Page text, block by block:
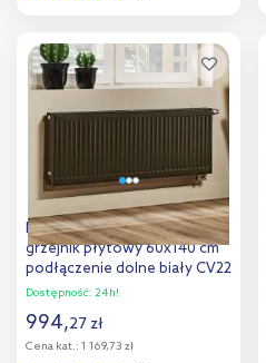
Dodaj do
Purmo Ventil Compact
grzejnik płytowy 60x140 cm
podłączenie dolne biały CV22
600x1400
Dostępność: 24h!
994,27 zł
Cena kat.: 1 169,73 zł